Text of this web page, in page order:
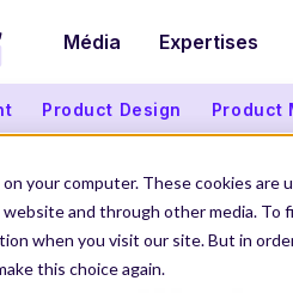
your computer. These cookies are
and through other media. To
when you visit our site. But in
this choice again.
Média Expertises
Product Design Product
Management Thiga accueille le French Kanban User